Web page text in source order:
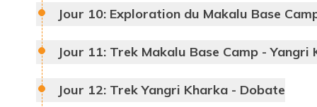
Makalu
Jour 10: Exploration du Makalu Base
Jour 11: Trek Makalu Base Camp - Yangri
Jour 12: Trek Yangri Kharka - Dobate